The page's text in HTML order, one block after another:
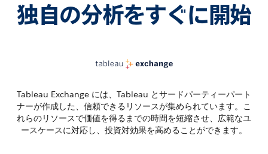
独自の分析をすぐに開始
Tableau Exchange には、Tableau とサードパーティーパート
ナーが作成した、信頼できるリソースが集められています。こ
れらのリソースで価値を得るまでの時間を短縮させ、広範なユ
ースケースに対応し、投資対効果を高めることができます。